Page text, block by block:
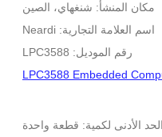
مكان المنشأ: شنغهاي، الصين
اسم العلامة التجارية: Neardi
رقم الموديل: LPC3588
LPC3588 Embedded
الحد الأدنى لكمية: قطعة واحدة